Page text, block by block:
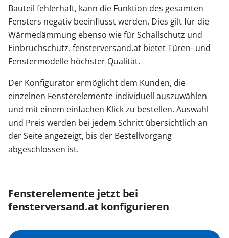
Bauteil fehlerhaft, kann die Funktion des gesamten
Fensters negativ beeinflusst werden. Dies gilt für die
Wärmedämmung ebenso wie für Schallschutz und
Einbruchschutz. fensterversand.at bietet Türen- und
Fenstermodelle höchster Qualität.
Der Konfigurator ermöglicht dem Kunden, die
einzelnen Fensterelemente individuell auszuwählen
und mit einem einfachen Klick zu bestellen. Auswahl
und Preis werden bei jedem Schritt übersichtlich an
der Seite angezeigt, bis der Bestellvorgang
abgeschlossen ist.
Fensterelemente jetzt bei
fensterversand.at konfigurieren